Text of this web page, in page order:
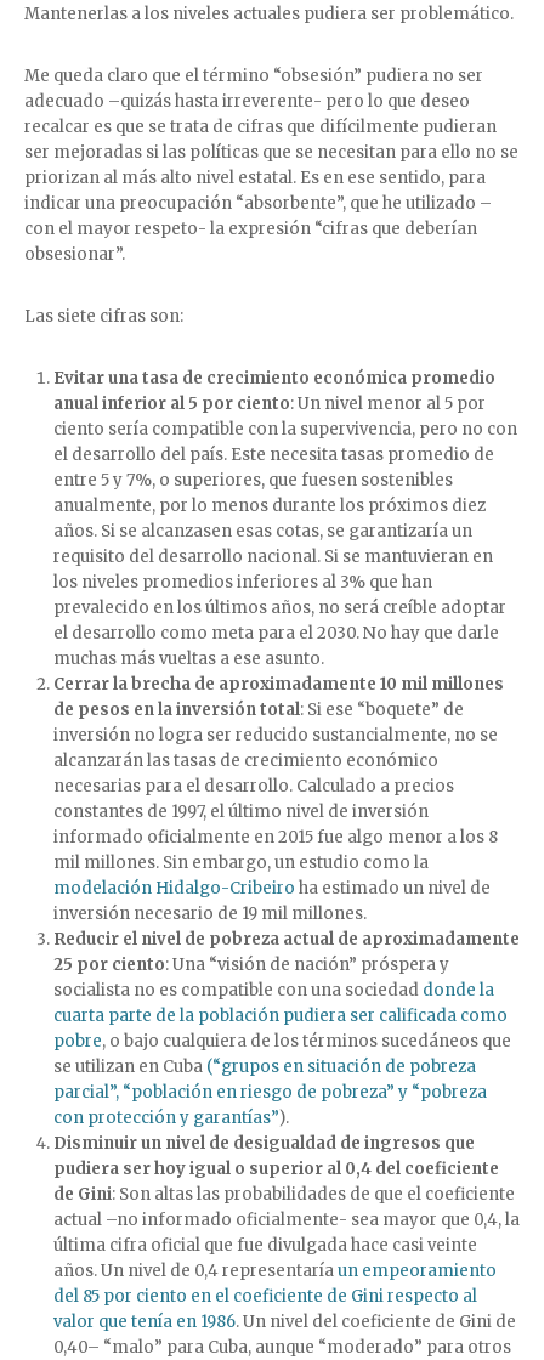
Mantenerlas a los niveles actuales pudiera ser problemático.
Me queda claro que el término “obsesión” pudiera no ser
adecuado –quizás hasta irreverente- pero lo que deseo
recalcar es que se trata de cifras que difícilmente pudieran
ser mejoradas si las políticas que se necesitan para ello no se
priorizan al más alto nivel estatal. Es en ese sentido, para
indicar una preocupación “absorbente”, que he utilizado –
con el mayor respeto- la expresión “cifras que deberían
obsesionar”.
Las siete cifras son:
Evitar una tasa de crecimiento económica promedio
anual inferior al 5 por ciento: Un nivel menor al 5 por
ciento sería compatible con la supervivencia, pero no con
el desarrollo del país. Este necesita tasas promedio de
entre 5 y 7%, o superiores, que fuesen sostenibles
anualmente, por lo menos durante los próximos diez
años. Si se alcanzasen esas cotas, se garantizaría un
requisito del desarrollo nacional. Si se mantuvieran en
los niveles promedios inferiores al 3% que han
prevalecido en los últimos años, no será creíble adoptar
el desarrollo como meta para el 2030. No hay que darle
muchas más vueltas a ese asunto.
Cerrar la brecha de aproximadamente 10 mil millones
de pesos en la inversión total: Si ese “boquete” de
inversión no logra ser reducido sustancialmente, no se
alcanzarán las tasas de crecimiento económico
necesarias para el desarrollo. Calculado a precios
constantes de 1997, el último nivel de inversión
informado oficialmente en 2015 fue algo menor a los 8
mil millones. Sin embargo, un estudio como la
modelación Hidalgo-Cribeiro ha estimado un nivel de
inversión necesario de 19 mil millones.
Reducir el nivel de pobreza actual de aproximadamente
25 por ciento: Una “visión de nación” próspera y
socialista no es compatible con una sociedad donde la
cuarta parte de la población pudiera ser calificada como
pobre, o bajo cualquiera de los términos sucedáneos que
se utilizan en Cuba (“grupos en situación de pobreza
parcial”, “población en riesgo de pobreza” y “pobreza
con protección y garantías”).
Disminuir un nivel de desigualdad de ingresos que
pudiera ser hoy igual o superior al 0,4 del coeficiente
de Gini: Son altas las probabilidades de que el coeficiente
actual –no informado oficialmente- sea mayor que 0,4, la
última cifra oficial que fue divulgada hace casi veinte
años. Un nivel de 0,4 representaríaun empeoramiento
del 85 por ciento en el coeficiente de Gini respecto al
valor que tenía en 1986. Un nivel del coeficiente de Gini de
0,40– “malo” para Cuba, aunque “moderado” para otros